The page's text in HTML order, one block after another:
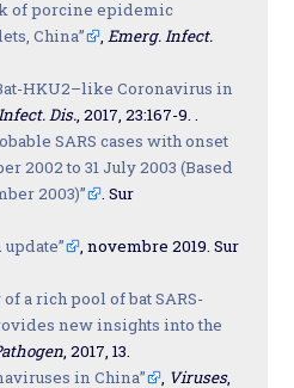
of porcine epidemic
China”
,Emerg. Infect.
HKU2–like Coronavirus in
Dis., 2017, 23:167-9. .
SARS cases with onset
2002 to 31 July 2003 (Based
2003)”
. Sur
update”
, novembre 2019. Sur
a rich pool of bat SARS-
new insights into the
, 2017, 13.
in China” , Viruses,